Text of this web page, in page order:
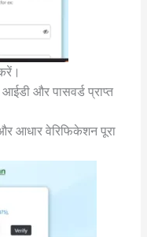
और पासवर्ड प्राप्त
आधार वेरिफिकेशन पूरा